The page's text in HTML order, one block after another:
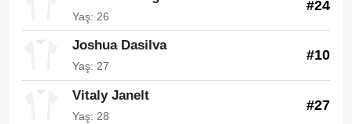
Yaş: 26
#24
Joshua Dasilva
Yaş: 27
#10
Vitaly Janelt
Yaş: 28
#27